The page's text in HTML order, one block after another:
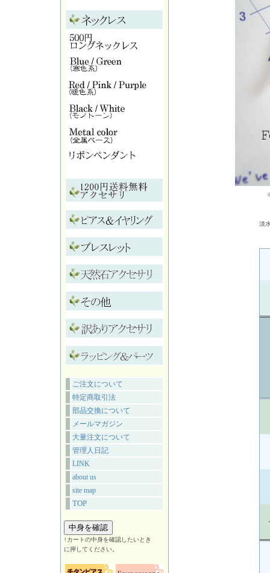
ご注文について
特定商取引法
部品交換について
メールマガジン
大量注文について
管理人日記
LINK
about us
site map
TOP
↑カートの中身を確認したいとき
に押してください。
淡